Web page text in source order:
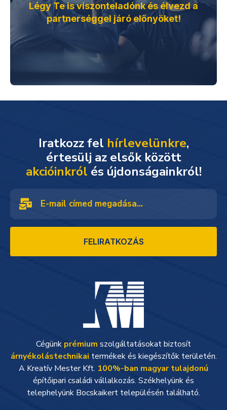
Légy Te is viszonteladónk és élvezd a
partnerséggel járó előnyöket!
Iratkozz fel hírlevelünkre,
értesülj az elsők között
akcióinkról és újdonságainkról!
FELIRATKOZÁS
Cégünk prémium szolgáltatásokat biztosít
árnyékolástechnikai termékek és kiegészítők területén.
A Kreatív Mester Kft. 100%-ban magyar tulajdonú
építőipari családi vállalkozás. Székhelyünk és
telephelyünk Bocskaikert településén található.